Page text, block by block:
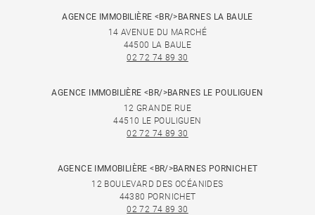
AGENCE IMMOBILIÈRE <BR/>BARNES LA BAULE
14 AVENUE DU MARCHÉ
44500 LA BAULE
02 72 74 89 30
AGENCE IMMOBILIÈRE <BR/>BARNES LE POULIGUEN
12 GRANDE RUE
44510 LE POULIGUEN
02 72 74 89 30
AGENCE IMMOBILIÈRE <BR/>BARNES PORNICHET
12 BOULEVARD DES OCÉANIDES
44380 PORNICHET
02 72 74 89 30